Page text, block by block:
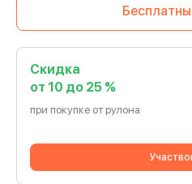
Скидка
от 10 до 25 %
при покупке от рулона